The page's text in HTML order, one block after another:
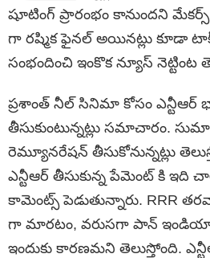
షూటింగ్ ప్రారంభం కానుంద‌ని
గా రష్మిక ఫైనల్ అయినట్లు కూడా
సంభందించి ఇంకొక న్యూస్ నెట్టింట
ప్రశాంత్ నీల్ సినిమా కోసం ఎన్టీఆర్
తీసుకుంటున్నట్లు సమాచారం.
రెమ్యూనరేషన్ తీసుకోనున్నట్లు
ఎన్టీఆర్ తీసుకున్న పేమెంట్ కి ఇది
కామెంట్స్ పెడుతున్నారు. RRR
గా మారటం, వరుసగా పాన్
ఇందుకు కారణమని తెలుస్తోంది.